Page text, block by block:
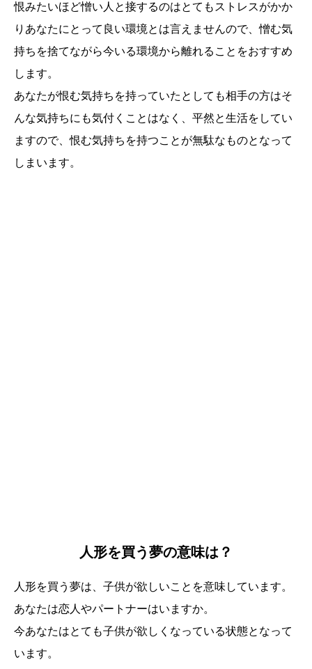
恨みたいほど憎い人と接するのはとてもストレスがかか
りあなたにとって良い環境とは言えませんので、憎む気
持ちを捨てながら今いる環境から離れることをおすすめ
します。
あなたが恨む気持ちを持っていたとしても相手の方はそ
んな気持ちにも気付くことはなく、平然と生活をしてい
ますので、恨む気持ちを持つことが無駄なものとなって
しまいます。
人形を買う夢の意味は？
人形を買う夢は、子供が欲しいことを意味しています。
あなたは恋人やパートナーはいますか。
今あなたはとても子供が欲しくなっている状態となって
います。